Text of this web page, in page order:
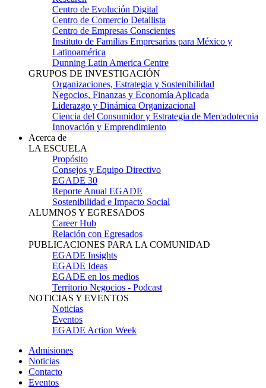
Centro de Evolución Digital
Centro de Comercio Detallista
Centro de Empresas Conscientes
Instituto de Familias Empresarias para México y
Latinoamérica
Dunning Latin America Centre
GRUPOS DE INVESTIGACIÓN
Organizaciones, Estrategia y Sostenibilidad
Negocios, Finanzas y Economía Aplicada
Liderazgo y Dinámica Organizacional
Ciencia del Consumidor y Estrategia de Mercadotecnia
Innovación y Emprendimiento
Acerca de
LA ESCUELA
Propósito
Consejos y Equipo Directivo
EGADE 30
Reporte Anual EGADE
Sostenibilidad e Impacto Social
ALUMNOS Y EGRESADOS
Career Hub
Relación con Egresados
PUBLICACIONES PARA LA COMUNIDAD
EGADE Insights
EGADE Ideas
EGADE en los medios
Territorio Negocios - Podcast
NOTICIAS Y EVENTOS
Noticias
Eventos
EGADE Action Week
Admisiones
Noticias
Contacto
Eventos